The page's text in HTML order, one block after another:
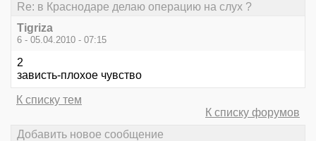
Re: в Краснодаре делаю операцию на слух ?
Tigriza
6 - 05.04.2010 - 07:15
2
зависть-плохое чувство
К списку тем
К списку форумов
Добавить новое сообщение